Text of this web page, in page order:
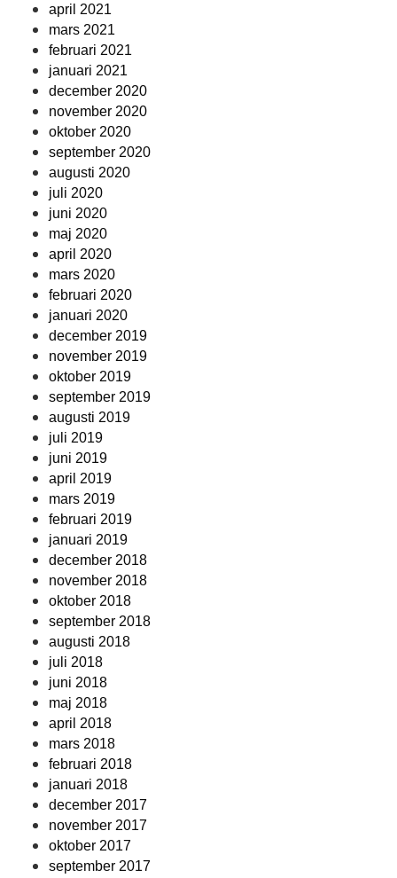
april 2021
mars 2021
februari 2021
januari 2021
december 2020
november 2020
oktober 2020
september 2020
augusti 2020
juli 2020
juni 2020
maj 2020
april 2020
mars 2020
februari 2020
januari 2020
december 2019
november 2019
oktober 2019
september 2019
augusti 2019
juli 2019
juni 2019
april 2019
mars 2019
februari 2019
januari 2019
december 2018
november 2018
oktober 2018
september 2018
augusti 2018
juli 2018
juni 2018
maj 2018
april 2018
mars 2018
februari 2018
januari 2018
december 2017
november 2017
oktober 2017
september 2017